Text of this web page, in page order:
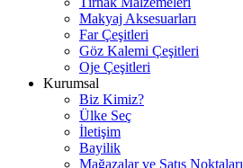
Makyaj Aksesuarları
Far Çeşitleri
Göz Kalemi Çeşitleri
Oje Çeşitleri
Kurumsal
Biz Kimiz?
Ülke Seç
İletişim
Bayilik
Mağazalar ve Satış Noktaları